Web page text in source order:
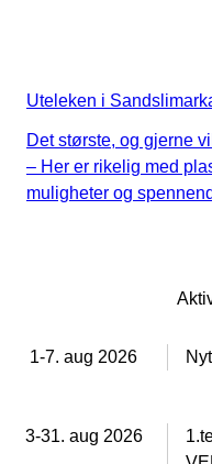
Uteleken i
Det største, og gjerne
– Her er rikelig med
muligheter og
1-7. aug 2026
3-31. aug 2026